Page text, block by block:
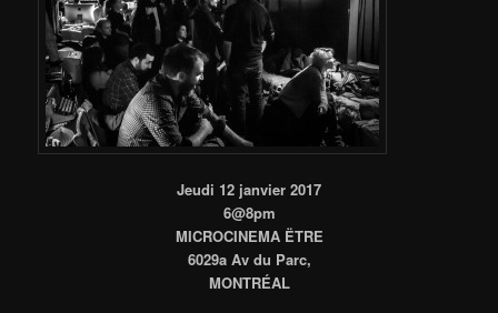
Jeudi 12 janvier 2017
6@8pm
MICROCINEMA ËTRE
6029a Av du Parc,
MONTRÉAL